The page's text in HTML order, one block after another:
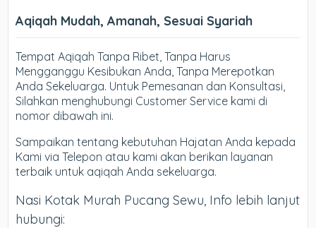
Aqiqah Mudah, Amanah, Sesuai Syariah
Tempat Aqiqah Tanpa Ribet, Tanpa Harus
Mengganggu Kesibukan Anda, Tanpa Merepotkan
Anda Sekeluarga. Untuk Pemesanan dan Konsultasi,
Silahkan menghubungi Customer Service kami di
nomor dibawah ini.
Sampaikan tentang kebutuhan Hajatan Anda kepada
Kami via Telepon atau kami akan berikan layanan
terbaik untuk aqiqah Anda sekeluarga.
Nasi Kotak Murah Pucang Sewu, Info lebih lanjut
hubungi: